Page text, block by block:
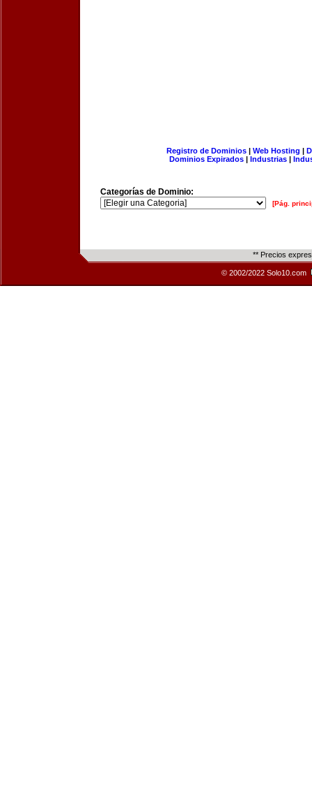
Registro de Dominios| Web Hosting |
Dominios Expirados | Industrias |
Categorías de Dominio:
[Pág.
** Precios
© 2002/2022 Solo10.com